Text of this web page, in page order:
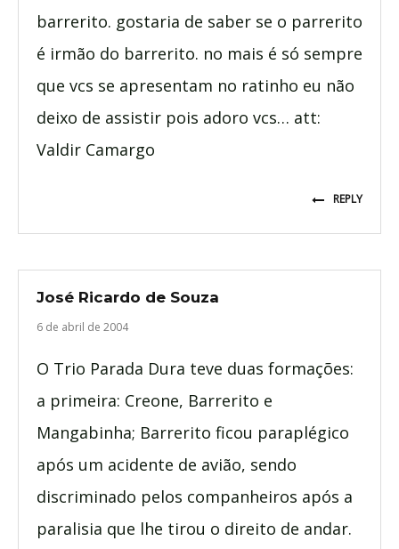
barrerito. gostaria de saber se o parrerito
é irmão do barrerito. no mais é só sempre
que vcs se apresentam no ratinho eu não
deixo de assistir pois adoro vcs… att:
Valdir Camargo
REPLY
José Ricardo de Souza
6 de abril de 2004
O Trio Parada Dura teve duas formações:
a primeira: Creone, Barrerito e
Mangabinha; Barrerito ficou paraplégico
após um acidente de avião, sendo
discriminado pelos companheiros após a
paralisia que lhe tirou o direito de andar.